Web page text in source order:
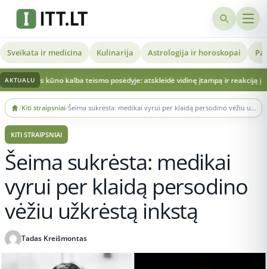
Sveikata ir medicina Kulinarija Astrologija ir horoskopai
AKTUALU
kūno kalba teismo posėdyje: atskleidė vidinę įtampą ir reakciją į žurnalistų
Skip
to
content
/Kiti straipsniai/ Šeima sukrėsta: medikai vyrui per klaidą persodino vėžiu užkrėstą inkstą
KITI STRAIPSNIAI
Šeima sukrėsta: medikai
vyrui per klaidą persodino
vėžiu užkrėstą inkstą
Tadas Kreišmontas